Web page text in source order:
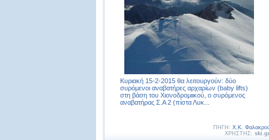
Κυριακή 15-2-2015 θα λειτουργούν: δύο
συρόμενοι αναβατήρες αρχαρίων (baby lifts)
στη βάση του Χιονοδρομιικού, ο συρόμενος
αναβατήρας Σ.Α 2 (πίστα Λυκ...
ΠΗΓΗ: Χ.Κ.
ΧΡΗΣΤΗΣ: